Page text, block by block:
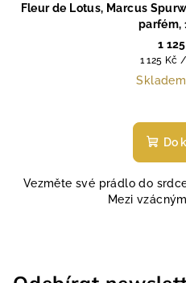
Fleur de Lotus, Marcus
parfém,
1
Měrná
cena:
1 125 Kč
Skladem
z
5
Do
Vezměte své prádlo do
Mezi